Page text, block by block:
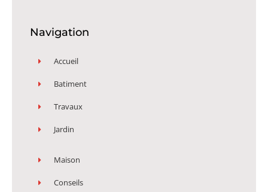
Navigation
Accueil
Batiment
Travaux
Jardin
Maison
Conseils